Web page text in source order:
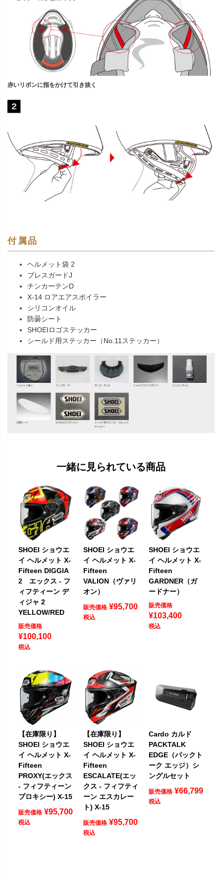
赤いリボンに指をかけて引き抜く
付属品
ヘルメット袋 2
ブレスガードJ
チンカーテンD
X-14 ロアエアスポイラー
シリコンオイル
防曇シート
SHOEIロゴステッカー
シールド用ステッカー（No.11ステッカー）
一緒に見られている商品
SHOEI ショウエ
イ ヘルメット X-
Fifteen DIGGIA
2 エックス - フ
ィフティーン デ
ィジャ 2
YELLOW/RED
販売価格
¥100,100
税込
SHOEI ショウエ
イ ヘルメット X-
Fifteen
VALION（ヴァリ
オン）
販売価格 ¥95,700
税込
SHOEI ショウエ
イ ヘルメット X-
Fifteen
GARDNER（ガ
ードナー）
販売価格
¥103,400
税込
【在庫限り】
SHOEI ショウエ
イ ヘルメット X-
Fifteen
PROXY(エックス
- フィフティーン
プロキシー) X-15
販売価格 ¥95,700
税込
【在庫限り】
SHOEI ショウエ
イ ヘルメット X-
Fifteen
ESCALATE(エッ
クス - フィフティ
ーン エスカレー
ト) X-15
販売価格 ¥95,700
税込
Cardo カルド
PACKTALK
EDGE（パックト
ーク エッジ）シ
ングルセット
販売価格 ¥66,799
税込